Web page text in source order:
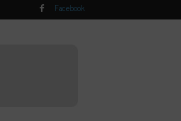
Facebook